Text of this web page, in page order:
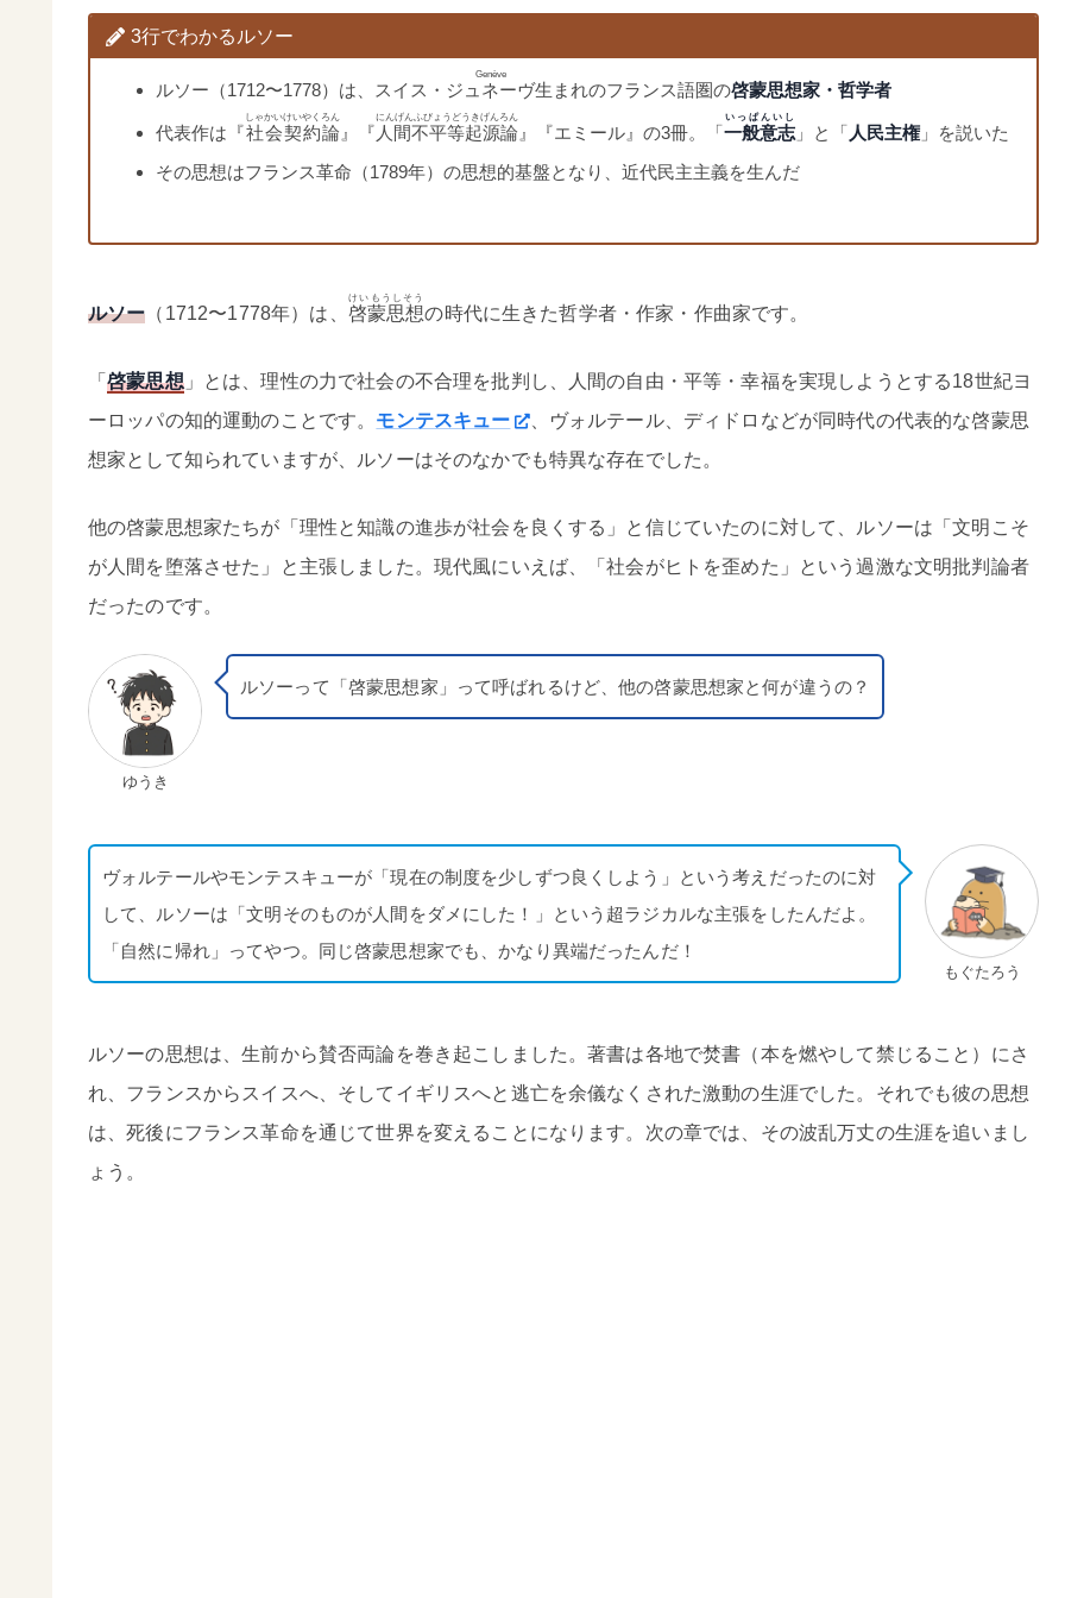
3行でわかるルソー
ルソー（1712〜1778）は、スイス・ ジュネーヴ
Genève
生まれのフランス語圏の啓蒙思想家・哲学者
代表作は『社会契約論
しゃかいけいやくろん
』『 人間不平等起源論
にんげんふびょうどうきげんろん
』『エミール』の3冊。「一般意志
いっぱんいし
」と「 人民主権」を説いた
その思想はフランス革命（1789年）の思想的基盤となり、近代民主主義を生んだ
ルソー （1712〜1778年）は、 啓蒙思想
けいもうしそう
の時代に生きた哲学者・作家・作曲家です。
「啓蒙思想」とは、理性の力で社会の不合理を批判し、人間の自由・平等・幸福を実現しようとする18世紀ヨ
ーロッパの知的運動のことです。 モンテスキュー
、ヴォルテール、ディドロなどが同時代の代表的な啓蒙思
想家として知られていますが、ルソーはそのなかでも特異な存在でした。
他の啓蒙思想家たちが「理性と知識の進歩が社会を良くする」と信じていたのに対して、ルソーは「文明こそ
が人間を堕落させた」と主張しました。現代風にいえば、「社会がヒトを歪めた」という過激な文明批判論者
だったのです。
ゆうき
ルソーって「啓蒙思想家」って呼ばれるけど、他の啓蒙思想家と何が違うの？
もぐたろう
ヴォルテールやモンテスキューが「現在の制度を少しずつ良くしよう」という考えだったのに対
して、ルソーは「文明そのものが人間をダメにした！」という超ラジカルな主張をしたんだよ。
「自然に帰れ」ってやつ。同じ啓蒙思想家でも、かなり異端だったんだ！
ルソーの思想は、生前から賛否両論を巻き起こしました。著書は各地で焚書（本を燃やして禁じること）にさ
れ、フランスからスイスへ、そしてイギリスへと逃亡を余儀なくされた激動の生涯でした。それでも彼の思想
は、死後にフランス革命を通じて世界を変えることになります。次の章では、その波乱万丈の生涯を追いまし
ょう。